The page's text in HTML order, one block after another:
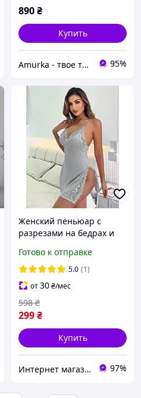
890₴
Купить
Amurka - твое тайное оружие 95%
Женский пеньюар с
разрезами на бедрах и
бретелями серый XS
Готово к отправке
5.0 (1)
от30₴/мес
299₴
598 ₴
Купить
Интернет магазин MegaTextile 97%